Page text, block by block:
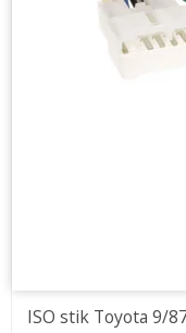
ISO stik Toyota 9/